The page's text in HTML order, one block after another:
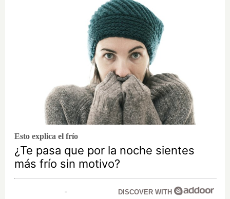
Esto explica el frío
¿Te pasa que por la noche sientes
más frío sin motivo?
DISCOVER WITH